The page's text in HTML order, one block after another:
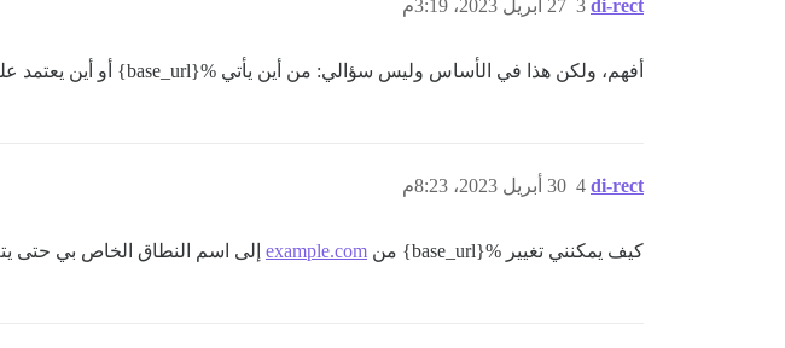
di-rect 27 أبريل 2023، 3:19م 3
أفهم، ولكن هذا في الأساس وليس سؤالي: من أين يأتي %{base_url} أو أين يعتمد عليه؟ لا يمكنني حتى العثور على ذلك في وثائق أو منتدى Discourse.
di-rect 30 أبريل 2023، 8:23م 4
كيف يمكنني تغيير %{base_url} من example.com إلى اسم النطاق الخاص بي حتى